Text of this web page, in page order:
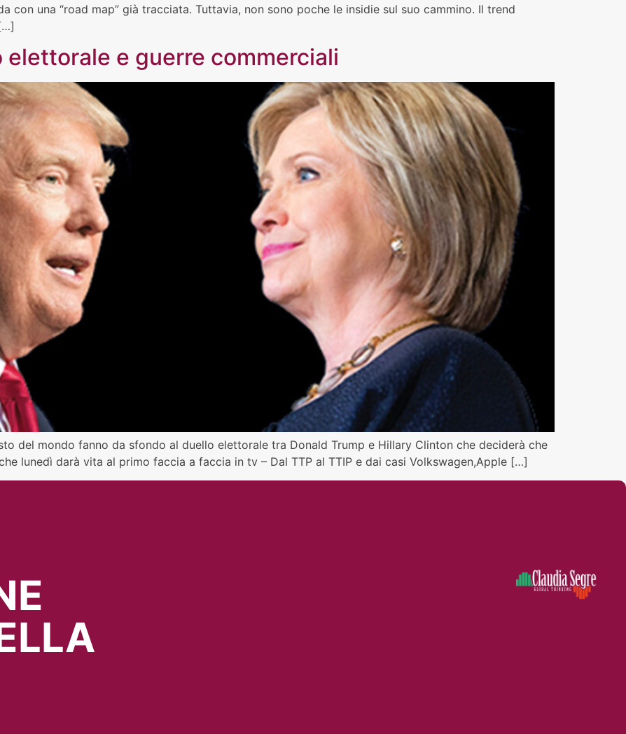
con una “road map” già tracciata. Tuttavia, non sono poche le insidie sul suo cammino. Il trend
e guerre commerciali
del mondo fanno da sfondo al duello elettorale tra Donald Trump e Hillary Clinton che deciderà che
lunedì darà vita al primo faccia a faccia in tv – Dal TTP al TTIP e dai casi Volkswagen,Apple […]